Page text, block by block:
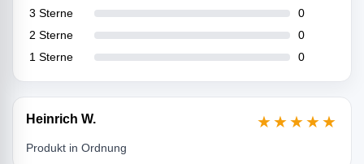
3 Sterne
0
2 Sterne
0
1 Sterne
0
Heinrich W. ★★★★★
Produkt in Ordnung